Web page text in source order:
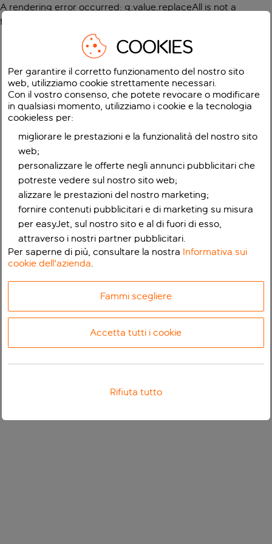
A rendering error occurred: g.value.replaceAll is not a
function
COOKIES
Per garantire il corretto funzionamento del nostro sito
web, utilizziamo cookie strettamente necessari.
Con il vostro consenso, che potete revocare o modificare
in qualsiasi momento, utilizziamo i cookie e la tecnologia
cookieless per:
migliorare le prestazioni e la funzionalità del nostro sito
web;
personalizzare le offerte negli annunci pubblicitari che
potreste vedere sul nostro sito web;
alizzare le prestazioni del nostro marketing;
fornire contenuti pubblicitari e di marketing su misura
per easyJet, sul nostro sito e al di fuori di esso,
attraverso i nostri partner pubblicitari.
Per saperne di più, consultare la nostra Informativa sui
cookie dell'azienda.
Fammi scegliere
Accetta tutti i cookie
Rifiuta tutto